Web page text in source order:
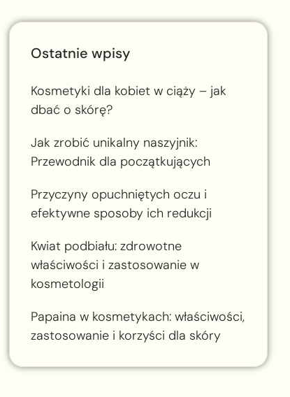
Ostatnie wpisy
Kosmetyki dla kobiet w ciąży – jak
dbać o skórę?
Jak zrobić unikalny naszyjnik:
Przewodnik dla początkujących
Przyczyny opuchniętych oczu i
efektywne sposoby ich redukcji
Kwiat podbiału: zdrowotne
właściwości i zastosowanie w
kosmetologii
Papaina w kosmetykach: właściwości,
zastosowanie i korzyści dla skóry